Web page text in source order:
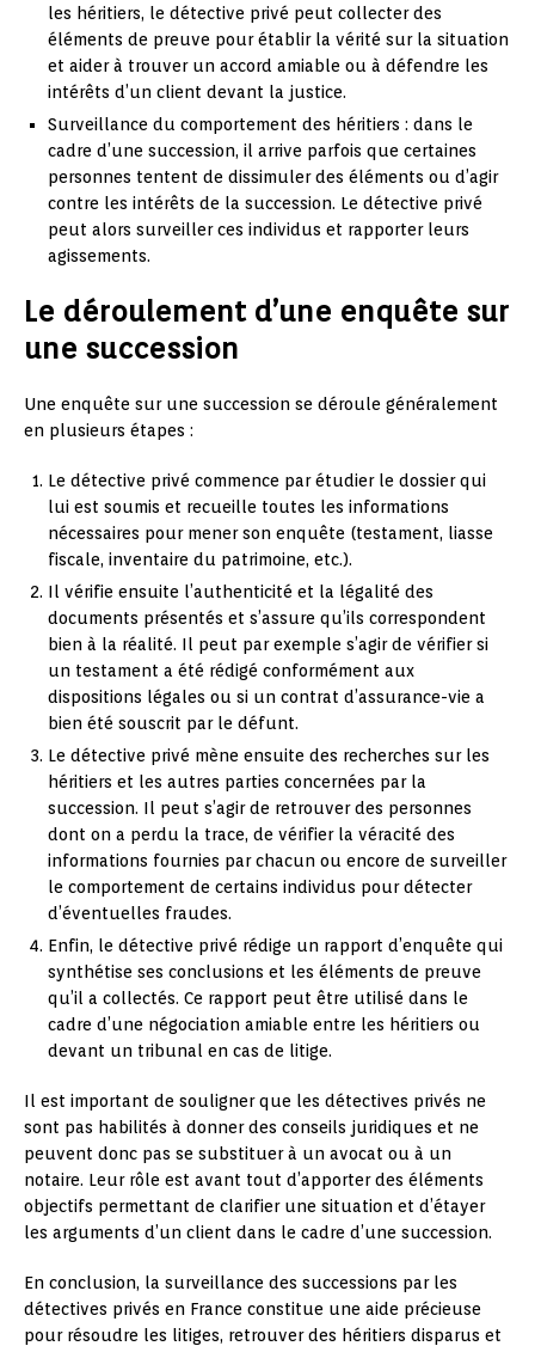
les héritiers, le détective privé peut collecter des
éléments de preuve pour établir la vérité sur la situation
et aider à trouver un accord amiable ou à défendre les
intérêts d’un client devant la justice.
Surveillance du comportement des héritiers : dans le
cadre d’une succession, il arrive parfois que certaines
personnes tentent de dissimuler des éléments ou d’agir
contre les intérêts de la succession. Le détective privé
peut alors surveiller ces individus et rapporter leurs
agissements.
Le déroulement d’une enquête sur
une succession
Une enquête sur une succession se déroule généralement
en plusieurs étapes :
Le détective privé commence par étudier le dossier qui
lui est soumis et recueille toutes les informations
nécessaires pour mener son enquête (testament, liasse
fiscale, inventaire du patrimoine, etc.).
Il vérifie ensuite l’authenticité et la légalité des
documents présentés et s’assure qu’ils correspondent
bien à la réalité. Il peut par exemple s’agir de vérifier si
un testament a été rédigé conformément aux
dispositions légales ou si un contrat d’assurance-vie a
bien été souscrit par le défunt.
Le détective privé mène ensuite des recherches sur les
héritiers et les autres parties concernées par la
succession. Il peut s’agir de retrouver des personnes
dont on a perdu la trace, de vérifier la véracité des
informations fournies par chacun ou encore de surveiller
le comportement de certains individus pour détecter
d’éventuelles fraudes.
Enfin, le détective privé rédige un rapport d’enquête qui
synthétise ses conclusions et les éléments de preuve
qu’il a collectés. Ce rapport peut être utilisé dans le
cadre d’une négociation amiable entre les héritiers ou
devant un tribunal en cas de litige.
Il est important de souligner que les détectives privés ne
sont pas habilités à donner des conseils juridiques et ne
peuvent donc pas se substituer à un avocat ou à un
notaire. Leur rôle est avant tout d’apporter des éléments
objectifs permettant de clarifier une situation et d’étayer
les arguments d’un client dans le cadre d’une succession.
En conclusion, la surveillance des successions par les
détectives privés en France constitue une aide précieuse
pour résoudre les litiges, retrouver des héritiers disparus et